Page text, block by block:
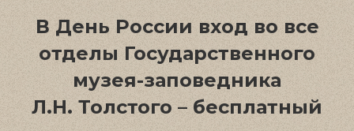
В День России вход во все
отделы Государственного
музея-заповедника
Л.Н. Толстого – бесплатный